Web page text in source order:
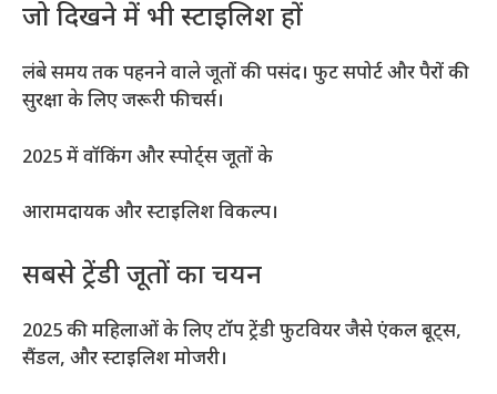
जो दिखने में भी स्टाइलिश हों
लंबे समय तक पहनने वाले जूतों की पसंद। फुट सपोर्ट और पैरों की
सुरक्षा के लिए जरूरी फीचर्स।
2025 में वॉकिंग और स्पोर्ट्स जूतों के
आरामदायक और स्टाइलिश विकल्प।
सबसे ट्रेंडी जूतों का चयन
2025 की महिलाओं के लिए टॉप ट्रेंडी फुटवियर जैसे एंकल बूट्स,
सैंडल, और स्टाइलिश मोजरी।